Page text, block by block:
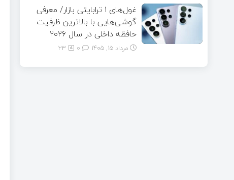
غول‌های ۱ ترابایتی بازار/ معرفی
گوشی‌هایی با بالاترین ظرفیت
حافظه داخلی در سال ۲۰۲۶
مرداد ۱۵, ۱۴۰۵ 23